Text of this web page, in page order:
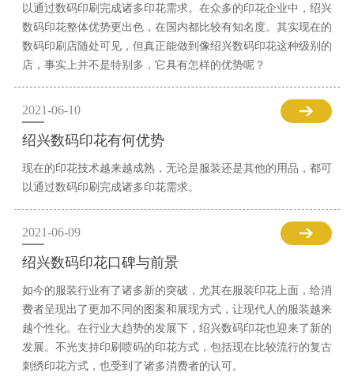
以通过数码印刷完成诸多印花需求。在众多的印花企业中，绍兴
数码印花整体优势更出色，在国内都比较有知名度。其实现在的
数码印刷店随处可见，但真正能做到像绍兴数码印花这种级别的
店，事实上并不是特别多，它具有怎样的优势呢？
2021-06-10
绍兴数码印花有何优势
现在的印花技术越来越成熟，无论是服装还是其他的用品，都可
以通过数码印刷完成诸多印花需求。
2021-06-09
绍兴数码印花口碑与前景
如今的服装行业有了诸多新的突破，尤其在服装印花上面，给消
费者呈现出了更加不同的图案和展现方式，让现代人的服装越来
越个性化。在行业大趋势的发展下，绍兴数码印花也迎来了新的
发展。不光支持印刷喷码的印花方式，包括现在比较流行的复古
刺绣印花方式，也受到了诸多消费者的认可。